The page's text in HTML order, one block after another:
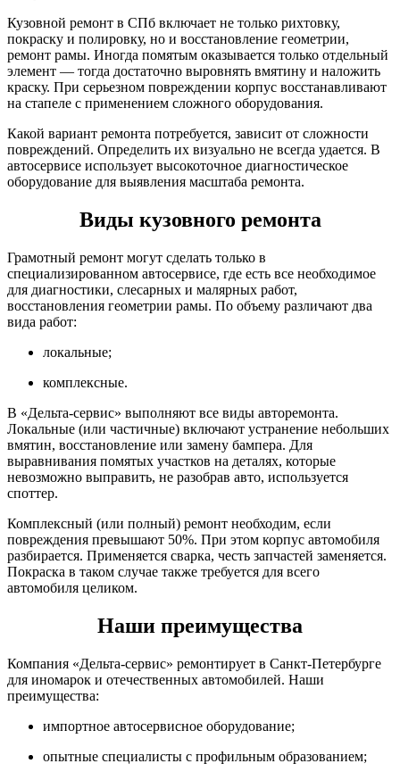
Кузовной ремонт в СПб включает не только рихтовку,
покраску и полировку, но и восстановление геометрии,
ремонт рамы. Иногда помятым оказывается только отдельный
элемент — тогда достаточно выровнять вмятину и наложить
краску. При серьезном повреждении корпус восстанавливают
на стапеле с применением сложного оборудования.
Какой вариант ремонта потребуется, зависит от сложности
повреждений. Определить их визуально не всегда удается. В
автосервисе использует высокоточное диагностическое
оборудование для выявления масштаба ремонта.
Виды кузовного ремонта
Грамотный ремонт могут сделать только в
специализированном автосервисе, где есть все необходимое
для диагностики, слесарных и малярных работ,
восстановления геометрии рамы. По объему различают два
вида работ:
локальные;
комплексные.
В «Дельта-сервис» выполняют все виды авторемонта.
Локальные (или частичные) включают устранение небольших
вмятин, восстановление или замену бампера. Для
выравнивания помятых участков на деталях, которые
невозможно выправить, не разобрав авто, используется
споттер.
Комплексный (или полный) ремонт необходим, если
повреждения превышают 50%. При этом корпус автомобиля
разбирается. Применяется сварка, честь запчастей заменяется.
Покраска в таком случае также требуется для всего
автомобиля целиком.
Наши преимущества
Компания «Дельта-сервис» ремонтирует в Санкт-Петербурге
для иномарок и отечественных автомобилей. Наши
преимущества:
импортное автосервисное оборудование;
опытные специалисты с профильным образованием;